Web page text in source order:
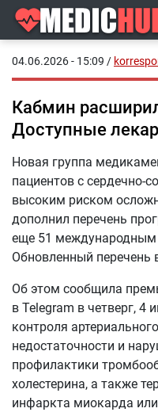
04.06.2026 - 15:09 /
Кабмин
Доступные
Новая группа
пациентов с сердечно-
высоким риском
дополнил перечень
еще 51 международным
Обновленный перечень
Об этом сообщила
в Telegram в четверг, 4
контроля
недостаточности и
профилактики
холестерина, а также
инфаркта миокарда